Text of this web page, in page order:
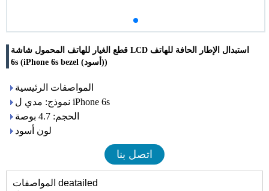
قطع الغيار للهاتف المحمول شاشة LCD استبدال الإطار الحافة للهاتف
6s (iPhone 6s bezel (أسود))
المواصفات الرئيسية
نموذج: مدي ل iPhone 6s
الحجم: 4.7 بوصة
لون أسود
اتصل بنا
المواصفات deatailed